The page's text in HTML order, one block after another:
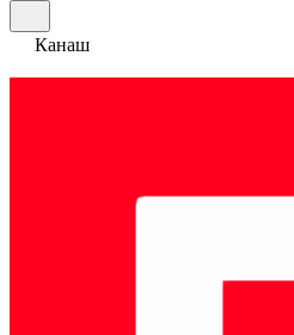
Канаш